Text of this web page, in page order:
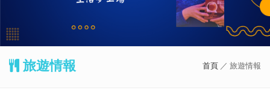
旅遊情報 首頁 ／ 旅遊情報